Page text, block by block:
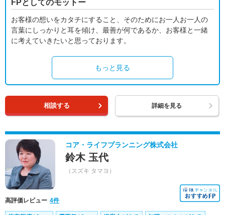
FPとしてのモットー
お客様の想いをカタチにすること、そのためにお一人お一人の
言葉にしっかりと耳を傾け、最善が何であるか、お客様と一緒
に考えていきたいと思っております。
もっと見る
相談する 詳細を見る
コア・ライフプランニング株式会社
鈴木 玉代
（スズキ タマヨ）
高評価レビュー 4件